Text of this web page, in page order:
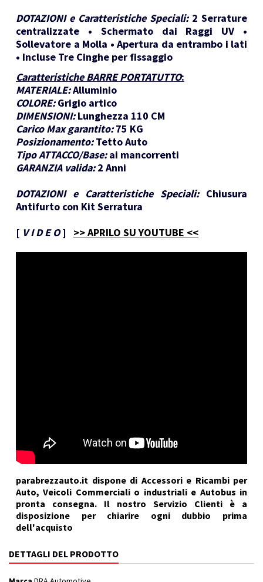
DOTAZIONI e Caratteristiche Speciali: 2 Serrature
centralizzate • Schermato dai Raggi UV •
Sollevatore a Molla • Apertura da entrambo i lati
• Incluse Tre Cinghe per fissaggio
Caratteristiche BARRE PORTATUTTO:
MATERIALE:Alluminio
COLORE: Grigio artico
DIMENSIONI: Lunghezza 110 CM
Carico Max garantito: 75 KG
Posizionamento: Tetto Auto
Tipo ATTACCO/Base: ai mancorrenti
GARANZIA valida: 2 Anni
DOTAZIONI e Caratteristiche Speciali: Chiusura
Antifurto con Kit Serratura
[ V I D E O] >> APRILO SU YOUTUBE <<
parabrezzauto.it dispone di Accessori e Ricambi per
Auto, Veicoli Commerciali o industriali e Autobus in
pronta consegna. Il nostro Servizio Clienti è a
disposizione per chiarire ogni dubbio prima
dell'acquisto
DETTAGLI DEL PRODOTTO